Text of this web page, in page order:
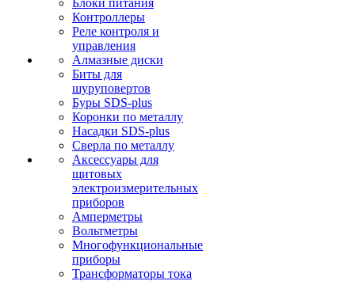
Блоки питания
Контроллеры
Реле контроля и
управления
Алмазные диски
Биты для
шуруповертов
Буры SDS-plus
Коронки по металлу
Насадки SDS-plus
Сверла по металлу
Аксессуары для
щитовых
электроизмерительных
приборов
Амперметры
Вольтметры
Многофункциональные
приборы
Трансформаторы тока